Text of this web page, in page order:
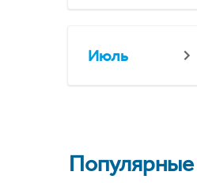
Июль
Популярные